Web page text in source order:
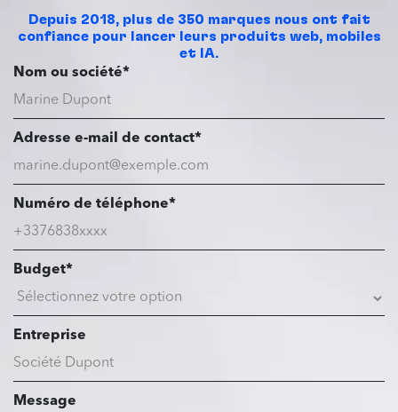
Depuis 2018, plus de 350 marques nous ont fait
confiance pour lancer leurs produits web, mobiles
et IA.
Nom ou société*
Adresse e-mail de contact*
Numéro de téléphone*
Budget*
Entreprise
Message